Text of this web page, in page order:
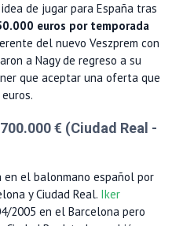
de jugar para España tras
euros por temporada
del nuevo Veszprem con
a Nagy de regreso a su
que aceptar una oferta que
€ (Ciudad Real -
en el balonmano español por
y Ciudad Real. Iker
2005 en el Barcelona pero